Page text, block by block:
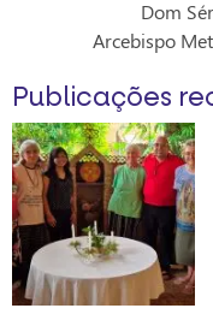
Dom
Arcebispo
Publicações